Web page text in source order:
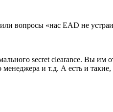
вопросы «нас EAD не
secret clearance. Вы им
и т.д. А есть и